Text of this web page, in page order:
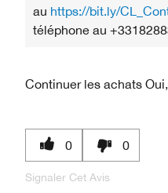
au https://bit.ly/
téléphone au
Continuer les achats
0 0
Signaler Cet Avis